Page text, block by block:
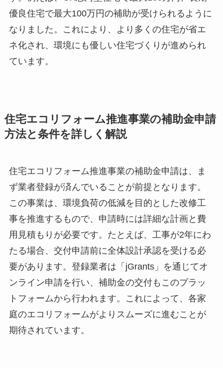
優良住宅で最大100万円の補助が受けられるように
なりました。これにより、より多くの住宅が省エ
ネ化され、環境にも優しい住宅づくりが進められ
ています。
住宅エコリフォーム推進事業の補助金申請
方法と条件を詳しく解説
住宅エコリフォーム推進事業の補助金申請は、ま
ず業者登録が済んでいることが前提となります。
この事業は、環境負荷の低減を目的とした改修工
事を推進するもので、申請時には詳細な計画と費
用見積もりが必要です。たとえば、工事が2年にわ
たる場合、交付申請前に全体設計承認を受ける必
要があります。登録業者は「jGrants」を通じてオ
ンライン申請を行い、補助金の交付もこのプラッ
トフォームから行われます。これによって、各家
庭のエコリフォームがよりスムーズに進むことが
期待されています。